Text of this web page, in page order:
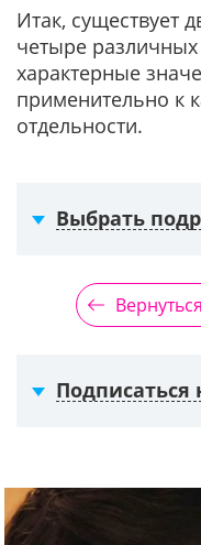
Итак, существует
четыре
характерные
применительно к
отдельности.
Выбрать
Подписаться